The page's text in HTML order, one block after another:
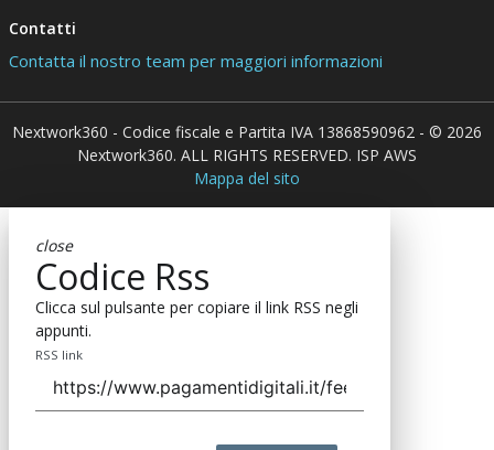
Contatti
Contatta il nostro team per maggiori informazioni
Nextwork360 - Codice fiscale e Partita IVA 13868590962 - © 2026
Nextwork360. ALL RIGHTS RESERVED. ISP AWS
Mappa del sito
close
Codice Rss
Clicca sul pulsante per copiare il link RSS negli
appunti.
RSS link